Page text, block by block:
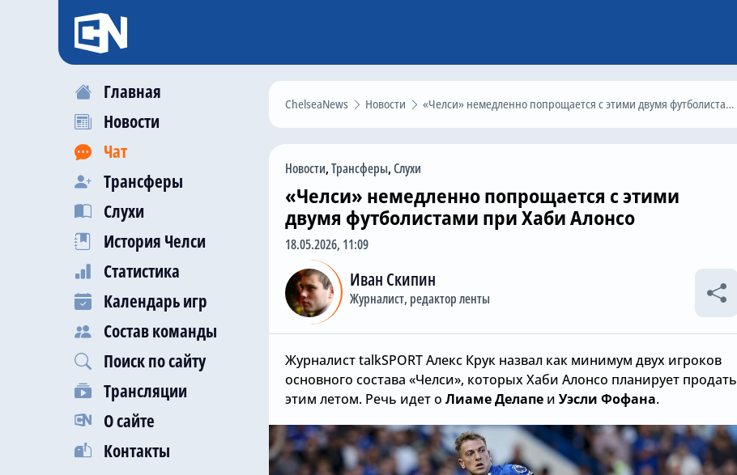
Главная
Новости
Чат
Трансферы
Слухи
История Челси
Статистика
Календарь игр
Состав команды
Поиск по сайту
Трансляции
О сайте
Контакты
ChelseaNews Новости «Челси» немедленно попрощается с этими двумя футболистами при Хаби Алонсо
Новости,Трансферы,Слухи
«Челси» немедленно попрощается с этими
двумя футболистами при Хаби Алонсо
18.05.2026, 11:09
Иван Скипин
Журналист, редактор ленты
Журналист talkSPORT Алекс Крук назвал как минимум двух игроков
основного состава «Челси», которых Хаби Алонсо планирует продать
этим летом. Речь идет о Лиаме Делапе и Уэсли Фофана.